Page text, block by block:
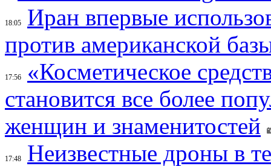
18:05
Иран впервые
против американской
17:56
«Косметическое
становится все более
женщин и знаменитостей
17:48
Неизвестные дроны в